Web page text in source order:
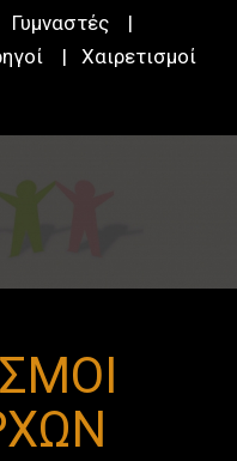
Γυμναστές|
| Χαιρετισμοί